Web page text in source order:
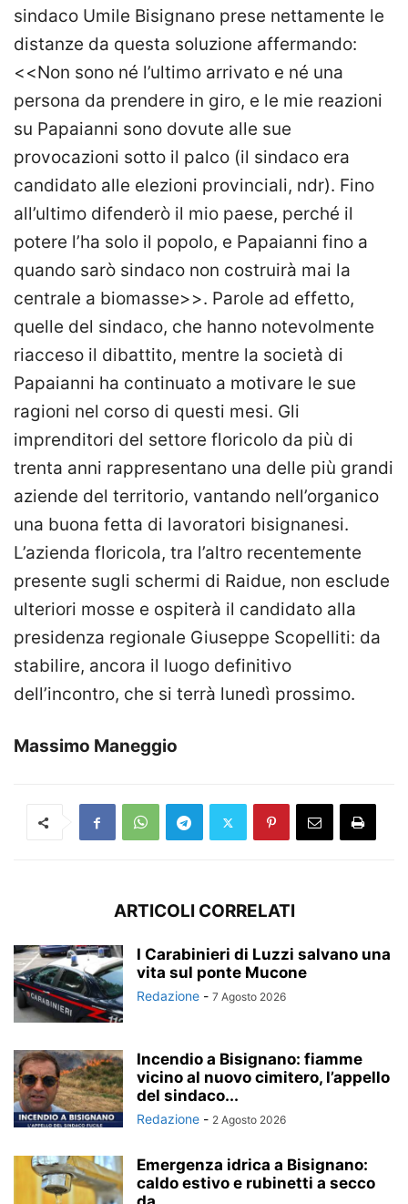
sindaco Umile Bisignano prese nettamente le
distanze da questa soluzione affermando:
<<Non sono né l’ultimo arrivato e né una
persona da prendere in giro, e le mie reazioni
su Papaianni sono dovute alle sue
provocazioni sotto il palco (il sindaco era
candidato alle elezioni provinciali, ndr). Fino
all’ultimo difenderò il mio paese, perché il
potere l’ha solo il popolo, e Papaianni fino a
quando sarò sindaco non costruirà mai la
centrale a biomasse>>. Parole ad effetto,
quelle del sindaco, che hanno notevolmente
riacceso il dibattito, mentre la società di
Papaianni ha continuato a motivare le sue
ragioni nel corso di questi mesi. Gli
imprenditori del settore floricolo da più di
trenta anni rappresentano una delle più grandi
aziende del territorio, vantando nell’organico
una buona fetta di lavoratori bisignanesi.
L’azienda floricola, tra l’altro recentemente
presente sugli schermi di Raidue, non esclude
ulteriori mosse e ospiterà il candidato alla
presidenza regionale Giuseppe Scopelliti: da
stabilire, ancora il luogo definitivo
dell’incontro, che si terrà lunedì prossimo.
Massimo Maneggio
ARTICOLI CORRELATI
I Carabinieri di Luzzi salvano una
vita sul ponte Mucone
Redazione - 7 Agosto 2026
Incendio a Bisignano: fiamme
vicino al nuovo cimitero, l’appello
del sindaco...
Redazione - 2 Agosto 2026
Emergenza idrica a Bisignano:
caldo estivo e rubinetti a secco